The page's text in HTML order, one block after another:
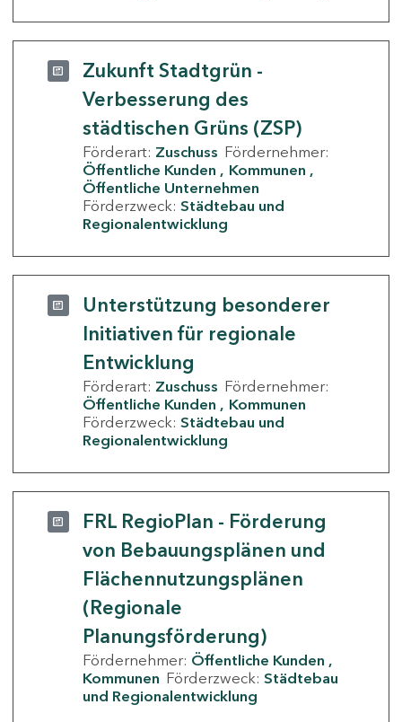
Zukunft Stadtgrün -
Verbesserung des
städtischen Grüns (ZSP)
Förderart: Zuschuss Fördernehmer:
Öffentliche Kunden
Kommunen
Öffentliche Unternehmen
Förderzweck: Städtebau und
Regionalentwicklung
Unterstützung besonderer
Initiativen für regionale
Entwicklung
Förderart: Zuschuss Fördernehmer:
Öffentliche Kunden
Kommunen
Förderzweck: Städtebau und
Regionalentwicklung
FRL RegioPlan - Förderung
von Bebauungsplänen und
Flächennutzungsplänen
(Regionale
Planungsförderung)
Fördernehmer: Öffentliche Kunden
Kommunen Förderzweck: Städtebau
und Regionalentwicklung